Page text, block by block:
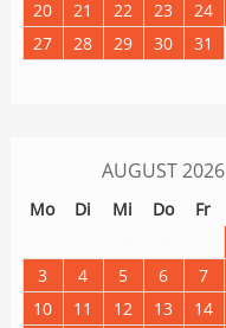
20
21 22 23 24
27
28 29 30 31
AUGUST2026
Mo Di Mi Do Fr
3
4 5 6 7
10
11 12 13 14